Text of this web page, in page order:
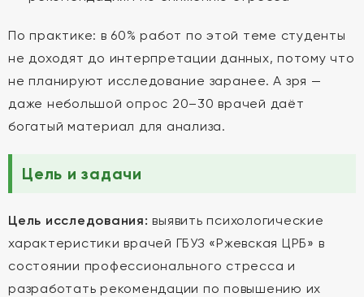
По практике: в 60% работ по этой теме студенты
не доходят до интерпретации данных, потому что
не планируют исследование заранее. А зря —
даже небольшой опрос 20–30 врачей даёт
богатый материал для анализа.
Цель и задачи
Цель исследования: выявить психологические
характеристики врачей ГБУЗ «Ржевская ЦРБ» в
состоянии профессионального стресса и
разработать рекомендации по повышению их